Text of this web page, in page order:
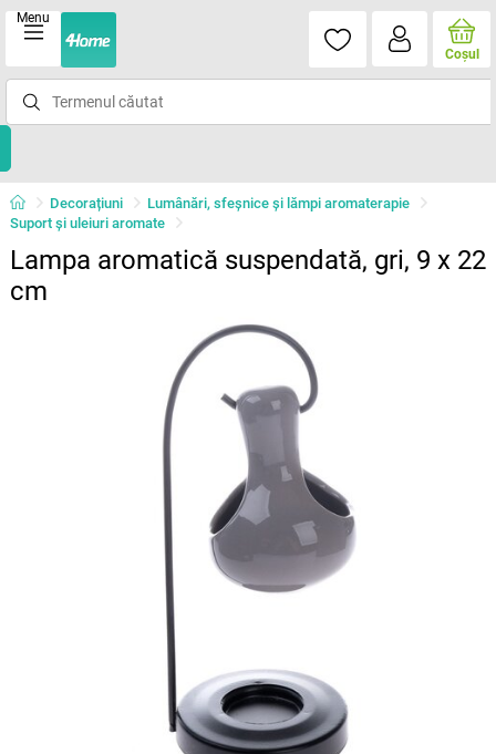
Menu
Coşul
Decorațiuni
Lumânări, sfeşnice şi lămpi aromaterapie
Suport şi uleiuri aromate
Lampa aromatică suspendată, gri, 9 x 22
cm